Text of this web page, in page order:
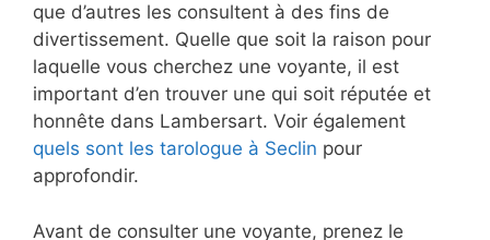
que d’autres les consultent à des fins de
divertissement. Quelle que soit la raison pour
laquelle vous cherchez une voyante, il est
important d’en trouver une qui soit réputée et
honnête dans Lambersart. Voir également
quels sont les tarologue à Seclin pour
approfondir.
Avant de consulter une voyante, prenez le